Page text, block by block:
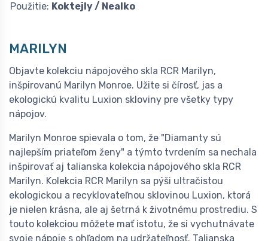
Použitie: Koktejly / Nealko
MARILYN
Objavte kolekciu nápojového skla RCR Marilyn,
inšpirovanú Marilyn Monroe. Užite si čírosť, jas a
ekologickú kvalitu Luxion skloviny pre všetky typy
nápojov.
Marilyn Monroe spievala o tom, že "Diamanty sú
najlepším priateľom ženy" a týmto tvrdením sa nechala
inšpirovať aj talianska kolekcia nápojového skla RCR
Marilyn. Kolekcia RCR Marilyn sa pýši ultračistou
ekologickou a recyklovateľnou sklovinou Luxion, ktorá
je nielen krásna, ale aj šetrná k životnému prostrediu. S
touto kolekciou môžete mať istotu, že si vychutnávate
svoje nápoje s ohľadom na udržateľnosť. Talianska